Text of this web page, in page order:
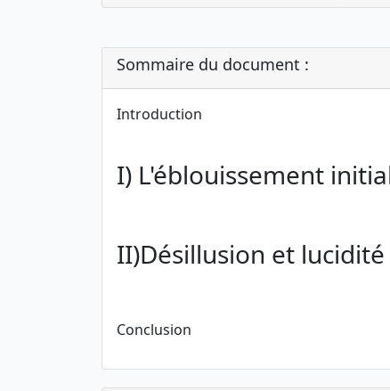
Sommaire du document :
Introduction
I) L'éblouissement
II)Désillusion et
Conclusion